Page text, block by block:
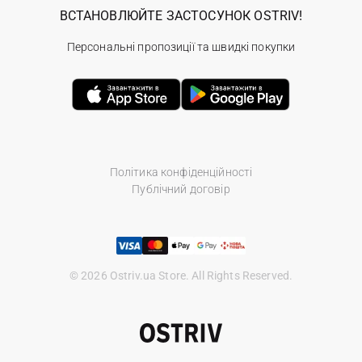
Політика конфіденційності
Публічний договір
© 2026 Ostriv.ua Store. All Rights Reserved.
ВСТАНОВЛЮЙТЕ ЗАСТОСУНОК OSTRIV!
Персональні пропозиції та швидкі покупки